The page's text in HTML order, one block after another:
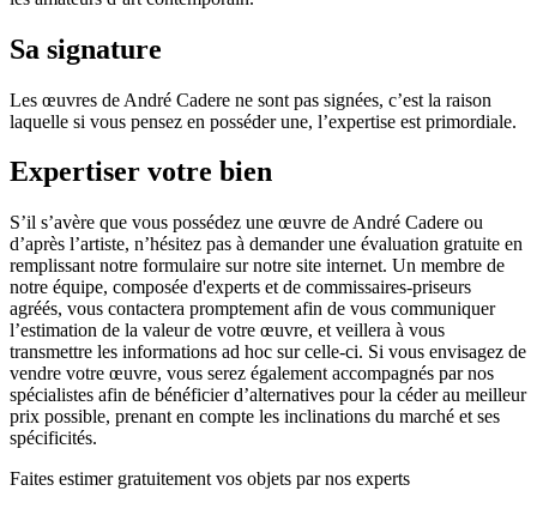
Sa signature
Les œuvres de André Cadere ne sont pas signées, c’est la raison
laquelle si vous pensez en posséder une, l’expertise est primordiale.
Expertiser votre bien
S’il s’avère que vous possédez une œuvre de André Cadere ou
d’après l’artiste, n’hésitez pas à demander une évaluation gratuite en
remplissant notre formulaire sur notre site internet. Un membre de
notre équipe, composée d'experts et de commissaires-priseurs
agréés, vous contactera promptement afin de vous communiquer
l’estimation de la valeur de votre œuvre, et veillera à vous
transmettre les informations ad hoc sur celle-ci. Si vous envisagez de
vendre votre œuvre, vous serez également accompagnés par nos
spécialistes afin de bénéficier d’alternatives pour la céder au meilleur
prix possible, prenant en compte les inclinations du marché et ses
spécificités.
Faites estimer gratuitement vos objets par nos experts